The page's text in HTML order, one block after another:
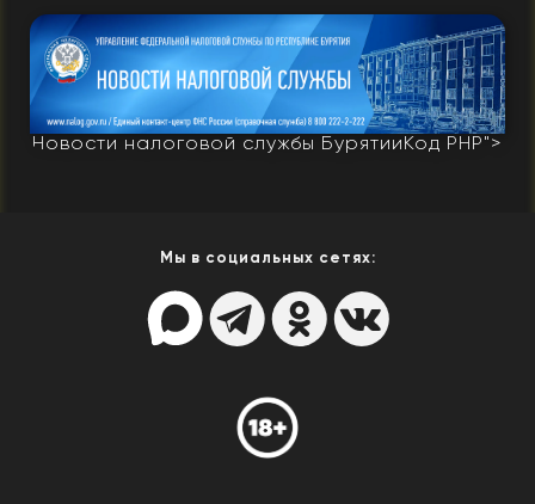
Новости налоговой службы БурятииКод PHP">
Мы в социальных сетях: